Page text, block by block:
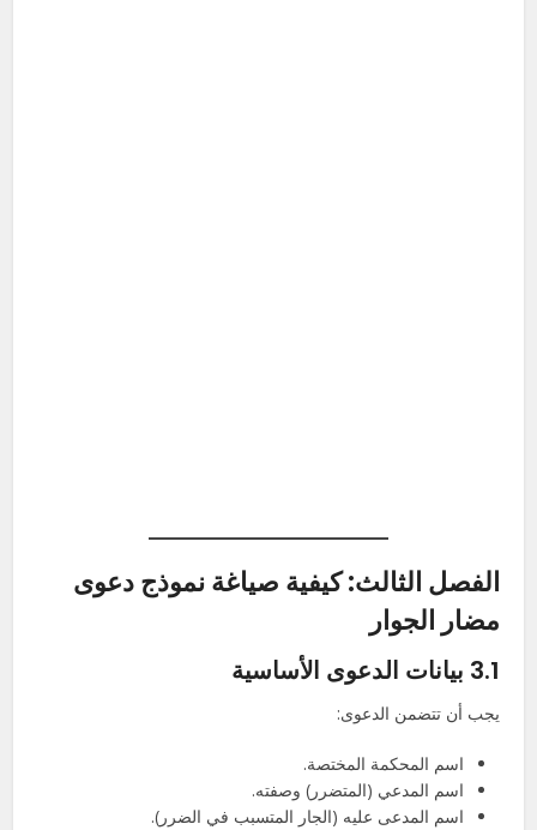
الفصل الثالث: كيفية صياغة نموذج دعوى
مضار الجوار
3.1 بيانات الدعوى الأساسية
يجب أن تتضمن الدعوى:
اسم المحكمة المختصة.
اسم المدعي (المتضرر) وصفته.
اسم المدعى عليه (الجار المتسبب في الضرر).